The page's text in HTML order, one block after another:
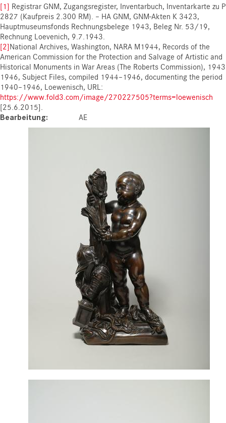
[1] Registrar GNM, Zugangsregister, Inventarbuch, Inventarkarte zu
2827 (Kaufpreis 2.300 RM). – HA GNM, GNM-Akten K 3423,
Hauptmuseumsfonds Rechnungsbelege 1943, Beleg Nr. 53/19,
Rechnung Loevenich, 9.7.1943.
[2]National Archives, Washington, NARA M1944, Records of the
American Commission for the Protection and Salvage of Artistic and
Historical Monuments in War Areas (The Roberts Commission),
1946, Subject Files, compiled 1944–1946, documenting the period
1940–1946, Loewenisch, URL:
https://www.fold3.com/image/270227505?terms=loewenisch
[25.6.2015].
Bearbeitung AE